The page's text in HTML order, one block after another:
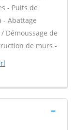
- Puits de
- Abattage
Démoussage de
de murs -